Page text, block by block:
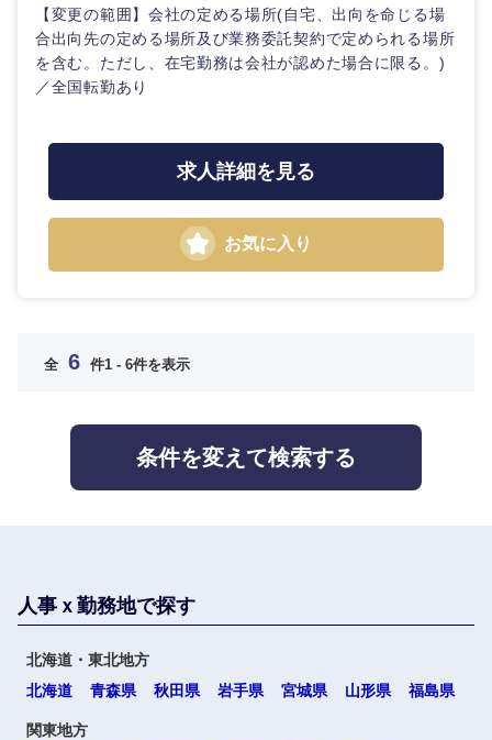
選択する
【変更の範囲】会社の定める場所(自宅、出向を命じる場
合出向先の定める場所及び業務委託契約で定められる場所
を含む。ただし、在宅勤務は会社が認めた場合に限る。)
／全国転勤あり
求人詳細を見る
お気に入り
全 6 件1 - 6件を表示
条件を変えて検索する
人事ｘ勤務地で探す
北海道・東北地方
北海道
青森県 秋田県 岩手県 宮城県 山形県 福島県
関東地方